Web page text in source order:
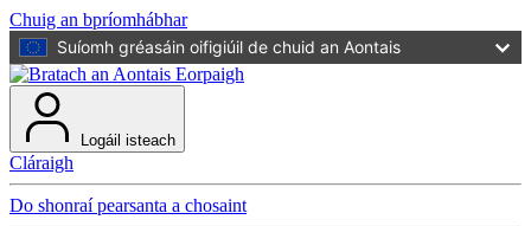
Chuig an bpríomhábhar
Suíomh gréasáin oifigiúil de chuid an Aontais
Logáil isteach
Cláraigh
Do shonraí pearsanta a chosaint